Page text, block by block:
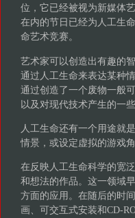
位，它已经被视为新媒体
在内的节日已经为人工生
命艺术竞赛。
艺术家可以创造出有趣的
通过人工生命来表达某种
通过创造了一个废物一般
以及对现代技术产生的一
人工生命还有一个用途就
情景，或设定虚拟的游戏
在反映人工生命科学的宽
和想法的作品。这一领
方面的应用。在随后的时
画、可交互式安装和CD-